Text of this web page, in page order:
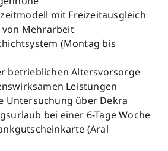
mit Freizeitausgleich
Mehrarbeit
(Montag bis
betrieblichen Altersvorsorge
Leistungen
Untersuchung über Dekra
bei einer 6-Tage Woche
(Aral